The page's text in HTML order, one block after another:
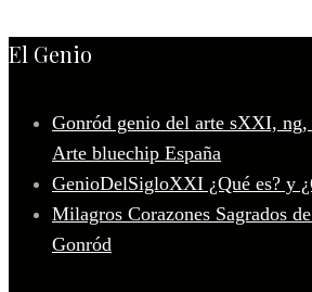
El Genio
Gonród genio del arte sXXI,
Arte bluechip España
GenioDelSigloXXI ¿Qué es? y
Milagros Corazones Sagrados
Gonród